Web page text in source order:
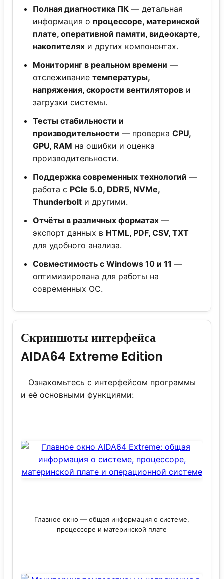
Полная диагностика ПК — детальная
информация о процессоре, материнской
плате, оперативной памяти, видеокарте,
накопителях и других компонентах.
Мониторинг в реальном времени —
отслеживание температуры,
напряжения, скорости вентиляторов и
загрузки системы.
Тесты стабильности и
производительности — проверка CPU,
GPU, RAM на ошибки и оценка
производительности.
Поддержка современных технологий —
работа с PCIe 5.0, DDR5, NVMe,
Thunderbolt и другими.
Отчёты в различных форматах —
экспорт данных в HTML, PDF, CSV, TXT
для удобного анализа.
Совместимость с Windows 10 и 11 —
оптимизирована для работы на
современных ОС.
Скриншоты интерфейса
AIDA64 Extreme Edition
Ознакомьтесь с интерфейсом программы
и её основными функциями:
Главное окно — общая информация о системе,
процессоре и материнской плате